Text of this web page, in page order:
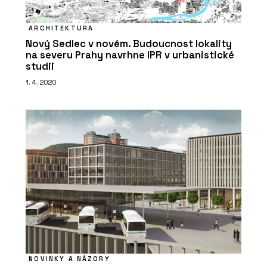
ARCHITEKTURA
Nový Sedlec v novém. Budoucnost lokality
na severu Prahy navrhne IPR v urbanistické
studii
1. 4. 2020
NOVINKY A NÁZORY